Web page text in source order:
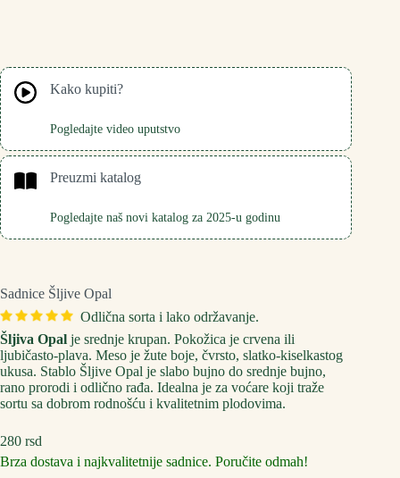
Kako kupiti?
Pogledajte video uputstvo
Preuzmi katalog
Pogledajte naš novi katalog za 2025-u godinu
Sadnice Šljive Opal
Odlična sorta i lako održavanje.
Šljiva Opal je srednje krupan. Pokožica je crvena ili
ljubičasto-plava. Meso je žute boje, čvrsto, slatko-kiselkastog
ukusa. Stablo Šljive Opal je slabo bujno do srednje bujno,
rano prorodi i odlično rađa. Idealna je za voćare koji traže
sortu sa dobrom rodnošću i kvalitetnim plodovima.
280 rsd
Brza dostava i najkvalitetnije sadnice. Poručite odmah!